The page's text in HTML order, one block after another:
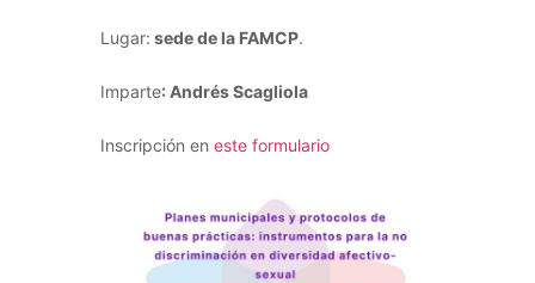
Lugar: sede de la FAMCP.
Imparte: Andrés Scagliola
Inscripción en este formulario